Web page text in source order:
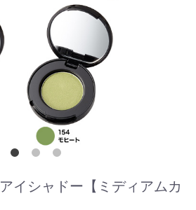
アイシャドー【ミディアムカ